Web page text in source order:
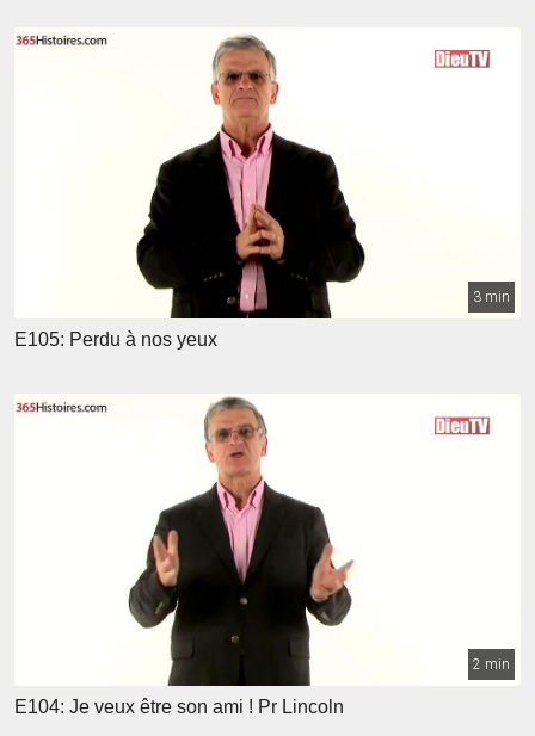
3 min
E105: Perdu à nos yeux
2 min
E104: Je veux être son ami ! Pr Lincoln